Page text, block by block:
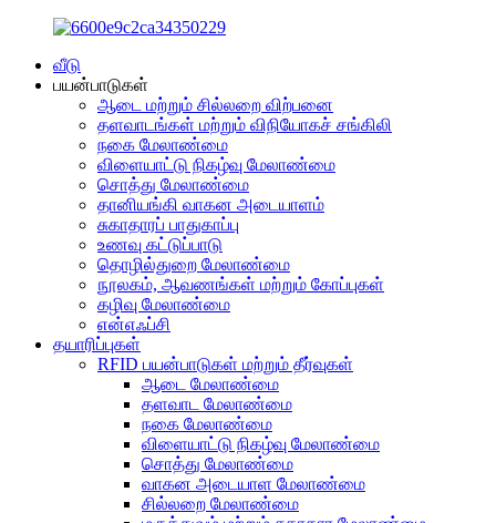
வீடு
பயன்பாடுகள்
ஆடை மற்றும் சில்லறை விற்பனை
தளவாடங்கள் மற்றும் விநியோகச் சங்கிலி
நகை மேலாண்மை
விளையாட்டு நிகழ்வு மேலாண்மை
சொத்து மேலாண்மை
தானியங்கி வாகன அடையாளம்
சுகாதாரப் பாதுகாப்பு
உணவு கட்டுப்பாடு
தொழில்துறை மேலாண்மை
நூலகம், ஆவணங்கள் மற்றும் கோப்புகள்
கழிவு மேலாண்மை
என்எஃப்சி
தயாரிப்புகள்
RFID பயன்பாடுகள் மற்றும் தீர்வுகள்
ஆடை மேலாண்மை
தளவாட மேலாண்மை
நகை மேலாண்மை
விளையாட்டு நிகழ்வு மேலாண்மை
சொத்து மேலாண்மை
வாகன அடையாள மேலாண்மை
சில்லறை மேலாண்மை